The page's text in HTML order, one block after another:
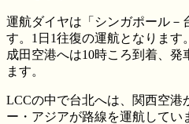
運航ダイヤは「シンガポール－
す。1日1往復の運航となります。
成田空港へは10時ころ到着、
ます。
LCCの中で台北へは、関西空港
ー・アジアが路線を運航してい